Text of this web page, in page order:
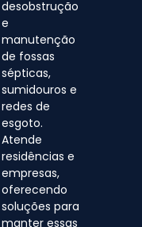
desobstrução
e
manutenção
de fossas
sépticas,
sumidouros e
redes de
esgoto.
Atende
residências e
empresas,
oferecendo
soluções para
manter essas